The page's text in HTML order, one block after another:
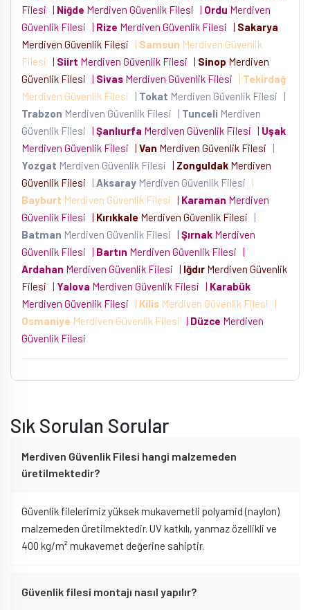
Filesi | Niğde Merdiven Güvenlik Filesi | Ordu Merdiven
Güvenlik Filesi | Rize Merdiven Güvenlik Filesi | Sakarya
Merdiven Güvenlik Filesi
| Samsun Merdiven Güvenlik
Filesi | Siirt Merdiven Güvenlik Filesi | Sinop Merdiven
Güvenlik Filesi | Sivas Merdiven Güvenlik Filesi | Tekirdağ
Merdiven Güvenlik Filesi
| Tokat Merdiven Güvenlik Filesi
|
Trabzon Merdiven Güvenlik Filesi | Tunceli Merdiven
Güvenlik Filesi | Şanlıurfa Merdiven Güvenlik Filesi | Uşak
Merdiven Güvenlik Filesi | Van Merdiven Güvenlik Filesi
|
Yozgat Merdiven Güvenlik Filesi | Zonguldak Merdiven
Güvenlik Filesi
| Aksaray Merdiven Güvenlik Filesi
|
Bayburt Merdiven Güvenlik Filesi | Karaman Merdiven
Güvenlik Filesi | Kırıkkale Merdiven Güvenlik Filesi
|
Batman Merdiven Güvenlik Filesi | Şırnak Merdiven
Güvenlik Filesi | Bartın Merdiven Güvenlik Filesi |
Ardahan Merdiven Güvenlik Filesi | Iğdır Merdiven Güvenlik
Filesi | Yalova Merdiven Güvenlik Filesi | Karabük
Merdiven Güvenlik Filesi
| Kilis Merdiven Güvenlik Filesi
|
Osmaniye Merdiven Güvenlik Filesi | Düzce Merdiven
Güvenlik Filesi
Sık Sorulan Sorular
Merdiven Güvenlik Filesi hangi malzemeden
üretilmektedir?
Güvenlik filelerimiz yüksek mukavemetli polyamid (naylon)
malzemeden üretilmektedir. UV katkılı, yanmaz özellikli ve
400 kg/m² mukavemet değerine sahiptir.
Güvenlik filesi montajı nasıl yapılır?